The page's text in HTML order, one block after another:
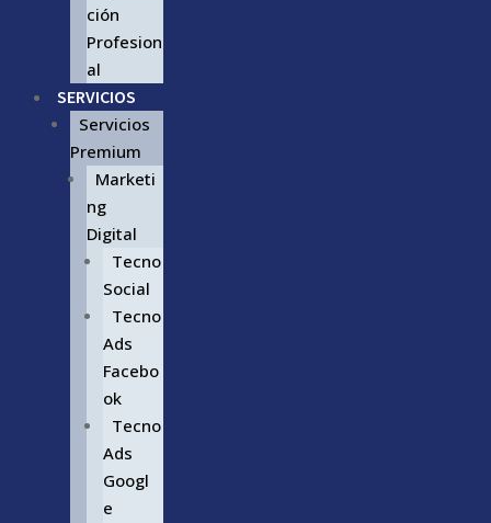
ción
Profesion
al
SERVICIOS
Servicios
Premium
Marketi
ng
Digital
Tecno
Social
Tecno
Ads
Facebo
ok
Tecno
Ads
Googl
e